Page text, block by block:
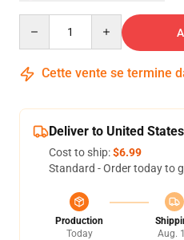
Cette vente se termine
Deliver to United States
Cost to ship:$6.99
Standard - Order today to
Production
Today
Aug.